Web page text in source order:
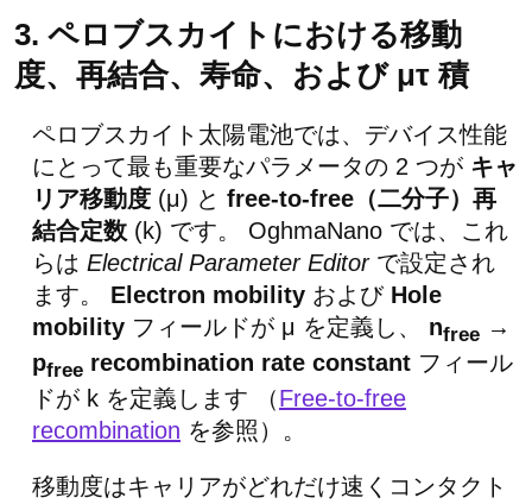
3. ペロブスカイトにおける移動
度、再結合、寿命、および μτ 積
ペロブスカイト太陽電池では、デバイス性能
にとって最も重要なパラメータの 2 つが キャ
リア移動度 (μ) と free-to-free（二分子）再
結合定数 (k) です。 OghmaNano では、これ
らは Electrical Parameter Editorで設定され
ます。 Electron mobility および Hole
mobility フィールドが μ を定義し、 nfree →
pfree recombination rate constant フィール
ドが k を定義します （Free-to-free
recombination を参照）。
移動度はキャリアがどれだけ速くコンタクト